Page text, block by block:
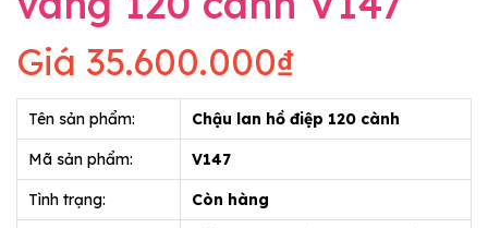
Giá 35.600.000₫
Tên sản phẩm: Chậu lan hồ điệp 120 cành
Mã sản phẩm: V147
Tình trạng: Còn hàng